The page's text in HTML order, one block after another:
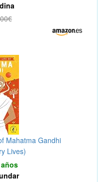
Mahatma Gandhi
Lives)
años